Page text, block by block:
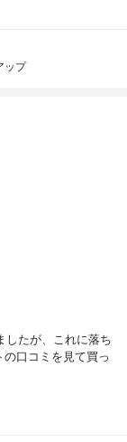
ップ
したが、これに落ち
口コミを見て買っ